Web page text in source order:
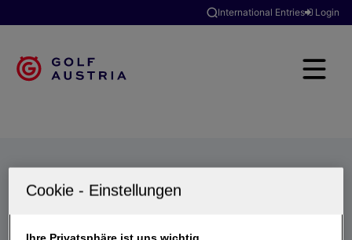
International Entries Login
Turniere
Ihre Privatsphäre ist uns wichtig